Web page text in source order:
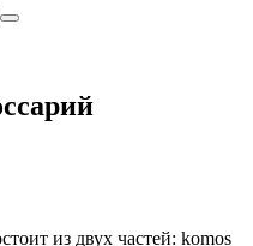
из двух частей: komos